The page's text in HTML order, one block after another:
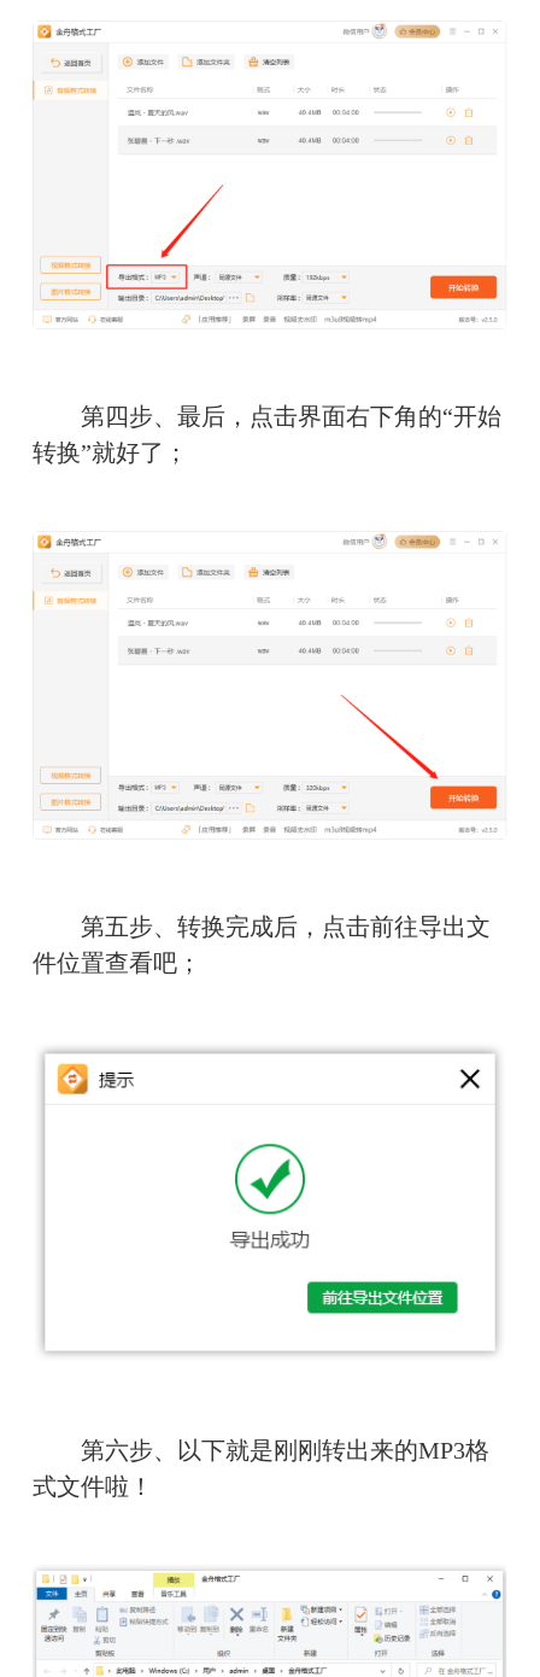
第四步、最后，点击界面右下角的“开始
转换”就好了；
第五步、转换完成后，点击前往导出文
件位置查看吧；
第六步、以下就是刚刚转出来的MP3格
式文件啦！